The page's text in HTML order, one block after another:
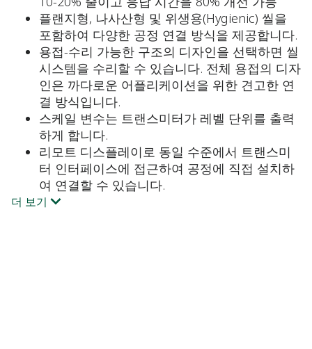
플랜지형, 나사산형 및 위생용(Hygienic) 씰을
포함하여 다양한 공정 연결 방식을 제공합니다.
용접-수리 가능한 구조의 디자인을 선택하면 씰
시스템을 수리할 수 있습니다. 전체 용접의 디자
인은 까다로운 어플리케이션을 위한 견고한 연
결 방식입니다.
스케일 변수는 트랜스미터가 레벨 단위를 출력
하게 합니다.
리모트 디스플레이로 동일 수준에서 트랜스미
터 인터페이스에 접근하여 공정에 직접 설치하
여 연결할 수 있습니다.
더 보기